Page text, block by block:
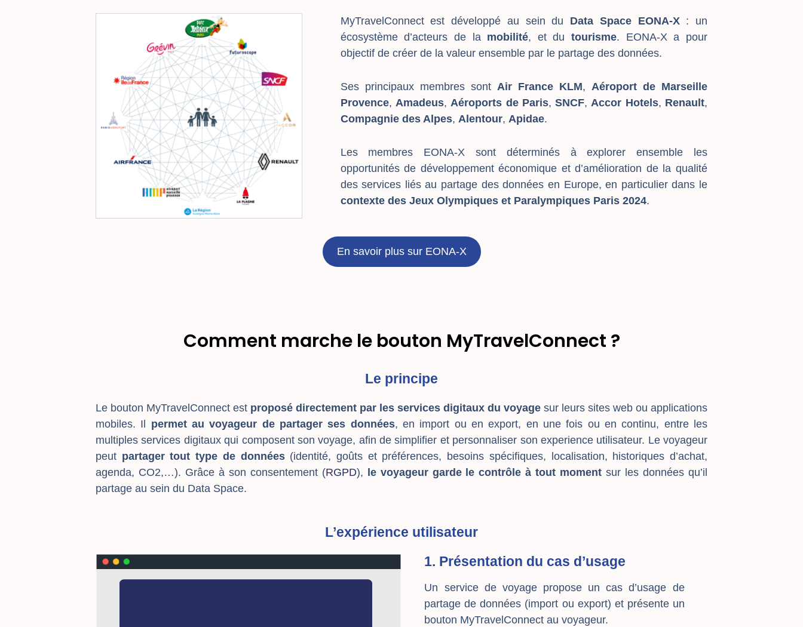
MyTravelConnect est développé au sein du Data Space EONA-X: un
écosystème d’acteurs de la mobilité, et dutourisme. EONA-X a pour
objectif de créer de la valeur ensemble par le partage des données.
Ses principaux membres sont Air France KLM, Aéroport de Marseille
Provence, Amadeus,Aéroports de Paris,SNCF,Accor Hotels, Renault,
Compagnie des Alpes, Alentour, Apidae.
Les membres EONA-X sont déterminés à explorer ensemble les
opportunités de développement économique et d’amélioration de la qualité
des services liés au partage des données en Europe, en particulier dans le
contexte des Jeux Olympiques et Paralympiques Paris 2024.
En savoir plus sur EONA-X
Comment marche le bouton MyTravelConnect ?
Le principe
Le bouton MyTravelConnect est proposé directement par les services digitaux du voyage sur leurs sites web ou applications
mobiles. Il permet au voyageur de partager ses données, en import ou en export, en une fois ou en continu, entre les
multiples services digitaux qui composent son voyage, afin de simplifier et personnaliser son experience utilisateur. Le voyageur
peut partager tout type de données(identité, goûts et préférences, besoins spécifiques, localisation, historiques d’achat,
agenda, CO2,…). Grâce à son consentement (RGPD), le voyageur garde le contrôleà tout momentsur les données qu’il
partage au sein du Data Space.
L’expérience utilisateur
1. Présentation du cas d’usage
Un service de voyage propose un cas d’usage de
partage de données (import ou export) et présente un
bouton MyTravelConnect au voyageur.